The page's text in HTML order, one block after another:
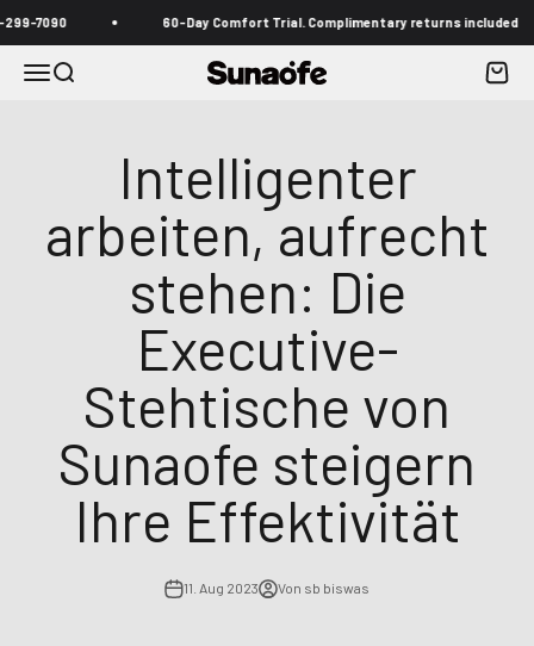
60-Day Comfort Trial. Complimentary returns included
MenüSuche Sunaofe
Intelligenter
arbeiten, aufrecht
stehen: Die
Executive-
Stehtische von
Sunaofe steigern
Ihre Effektivität
11. Aug 2023 Von sb biswas